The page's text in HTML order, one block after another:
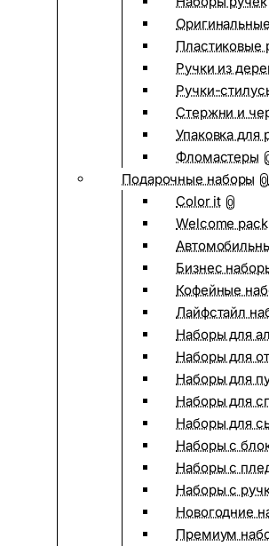
Пластиковые
Ручки из
Ручки-
Стержни и
Упаковка для
Фломастеры
Подарочные наборы 0
Color it 0
Welcome pack
Бизнес
Кофейные
Лайфстайл
Наборы для
Наборы для
Наборы для
Наборы для
Наборы для
Наборы с
Наборы с
Наборы с
Новогодние
Премиум